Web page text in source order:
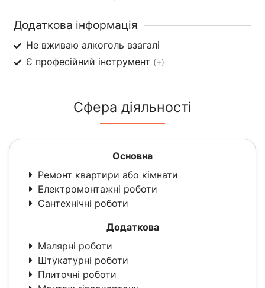
Додаткова інформація
Не вживаю алкоголь взагалі
Є професійний інструмент (+)
Сфера діяльності
Основна
Ремонт квартири або кімнати
Електромонтажні роботи
Сантехнічні роботи
Додаткова
Малярні роботи
Штукатурні роботи
Плиточні роботи